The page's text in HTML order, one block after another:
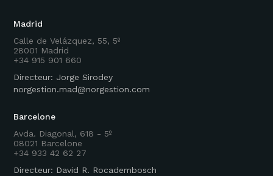
Madrid
Calle de Velázquez, 55, 5º
28001 Madrid
+34 915 901 660
Directeur: Jorge Sirodey
norgestion.mad@norgestion.com
Barcelone
Avda. Diagonal, 618 - 5º
08021 Barcelone
+34 933 42 62 27
Directeur: David R. Rocadembosch